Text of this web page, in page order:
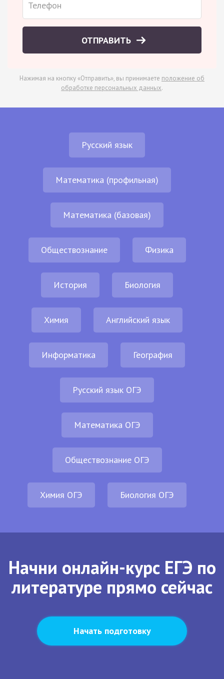
ОТПРАВИТЬ
Нажимая на кнопку «Отправить», вы принимаете положение об
обработке персональных данных.
Русский язык
Математика (профильная)
Математика (базовая)
Обществознание Физика
История Биология
Химия Английский язык
Информатика География
Русский язык ОГЭ
Математика ОГЭ
Обществознание ОГЭ
Химия ОГЭ Биология ОГЭ
Начни онлайн-курс ЕГЭ по
литературе прямо сейчас
Начать подготовку